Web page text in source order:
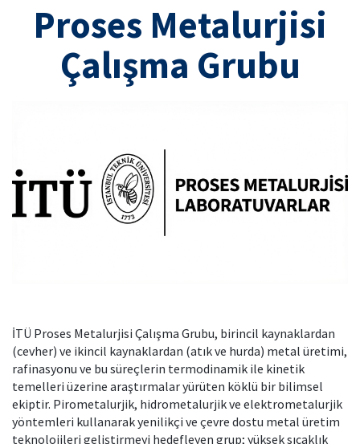
Proses Metalurjisi
Çalışma Grubu
İTÜ Proses Metalurjisi Çalışma Grubu, birincil kaynaklardan
(cevher) ve ikincil kaynaklardan (atık ve hurda) metal üretimi,
rafinasyonu ve bu süreçlerin termodinamik ile kinetik
temelleri üzerine araştırmalar yürüten köklü bir bilimsel
ekiptir. Pirometalurjik, hidrometalurjik ve elektrometalurjik
yöntemleri kullanarak yenilikçi ve çevre dostu metal üretim
teknolojileri geliştirmeyi hedefleyen grup; yüksek sıcaklık